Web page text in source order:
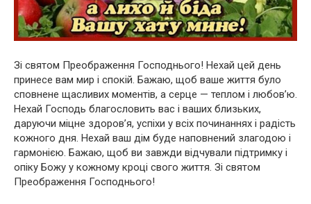
Зі святом Преображення Господнього! Нехай цей день
принесе вам мир і спокій. Бажаю, щоб ваше життя було
сповнене щасливих моментів, а серце — теплом і любов’ю.
Нехай Господь благословить вас і ваших близьких,
даруючи міцне здоров’я, успіхи у всіх починаннях і радість
кожного дня. Нехай ваш дім буде наповнений злагодою і
гармонією. Бажаю, щоб ви завжди відчували підтримку і
опіку Божу у кожному кроці свого життя. Зі святом
Преображення Господнього!